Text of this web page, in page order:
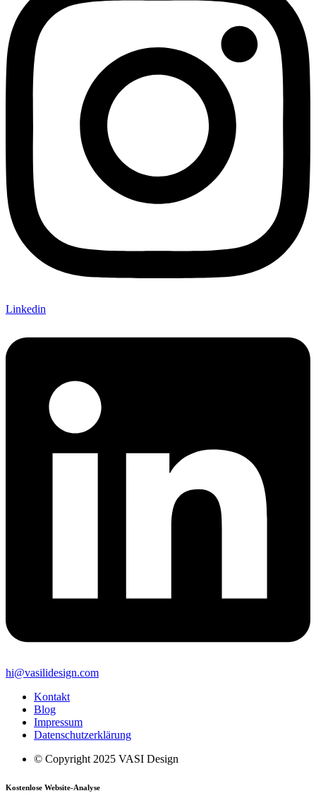
Linkedin
hi@vasilidesign.com
Kontakt
Blog
Impressum
Datenschutzerklärung
© Copyright 2025 VASI Design
Kostenlose Website-Analyse